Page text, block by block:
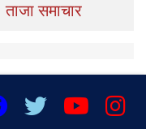
ताजा समाचार